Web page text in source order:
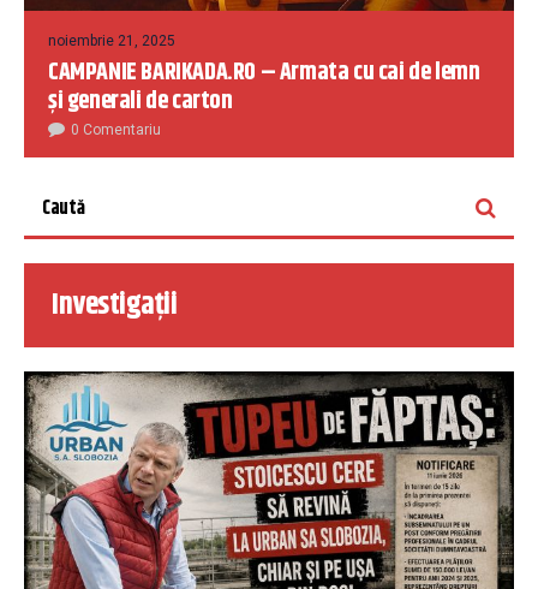
noiembrie 21, 2025
CAMPANIE BARIKADA.RO – Armata cu cai de lemn
și generali de carton
0 Comentariu
Investigații